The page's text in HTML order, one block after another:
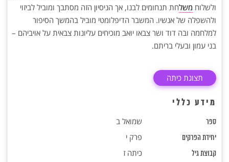
ולשלוח משלחת תנחומים לבנו, אך הניסיון הזה מסתבך ומוביל לביזוי
ולהשפלה של אנשיו. המשבר הדיפלומטי מוביל בהמשך הסיפור
למלחמה ובה דוד ושר צבאו יואב מוכיחים עליונות צבאית על אויביהם –
בני עמון ובעלי בריתם.
תצוגת כיתה
מידע כללי
ספר שמואל ב
יחידת הפרקים פרק י
קבוצת גיל כיתה ז